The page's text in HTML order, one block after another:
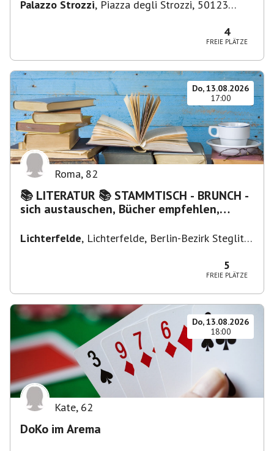
Palazzo Strozzi, Piazza degli Strozzi, 50123
4
FREIE PLÄTZE
Do, 13.08.2026
17:00
Roma, 82
📚 LITERATUR 📚 STAMMTISCH - BRUNCH -
sich austauschen, Bücher empfehlen,
Lichterfelde, Lichterfelde, Berlin-Bezirk Steglitz-
5
FREIE PLÄTZE
Do, 13.08.2026
18:00
Kate, 62
DoKo im Arema